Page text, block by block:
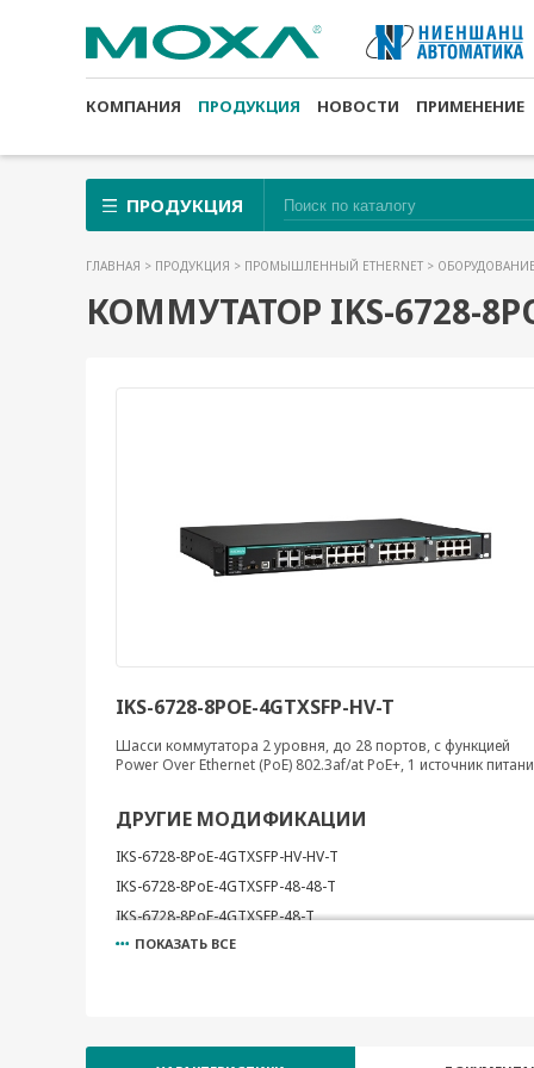
КОМПАНИЯ ПРОДУКЦИЯ НОВОСТИ ПРИМЕНЕНИЕ
ПРОДУКЦИЯ
ГЛАВНАЯ > ПРОДУКЦИЯ > ПРОМЫШЛЕННЫЙ ETHERNET >
КОММУТАТОР IKS-6728-
IKS-6728-8POE-4GTXSFP-HV-T
Шасси коммутатора 2 уровня, до 28 портов, с функцией
Power Over Ethernet (PoE) 802.3af/at PoE+, 1 источник
ДРУГИЕ МОДИФИКАЦИИ
IKS-6728-8PoE-4GTXSFP-HV-HV-T
IKS-6728-8PoE-4GTXSFP-48-48-T
IKS-6728-8PoE-4GTXSFP-48-T
ПОКАЗАТЬ ВСЕ